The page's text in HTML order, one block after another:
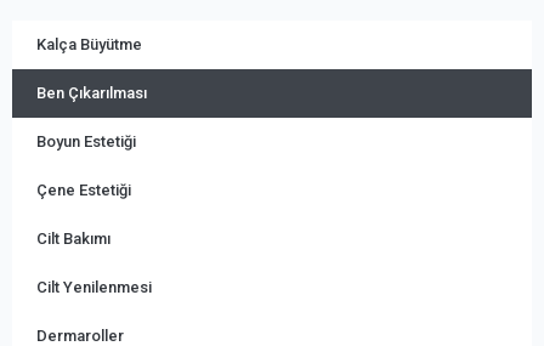
Kalça Büyütme
Ben Çıkarılması
Boyun Estetiği
Çene Estetiği
Cilt Bakımı
Cilt Yenilenmesi
Dermaroller